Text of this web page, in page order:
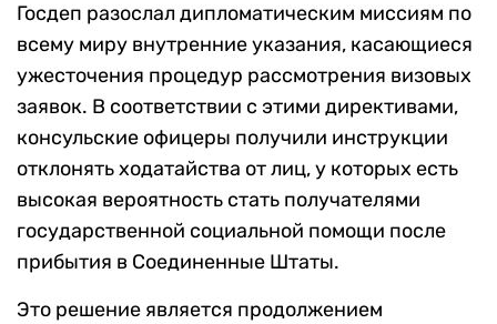
Госдеп разослал дипломатическим миссиям по
всему миру внутренние указания, касающиеся
ужесточения процедур рассмотрения визовых
заявок. В соответствии с этими директивами,
консульские офицеры получили инструкции
отклонять ходатайства от лиц, у которых есть
высокая вероятность стать получателями
государственной социальной помощи после
прибытия в Соединенные Штаты.
Это решение является продолжением